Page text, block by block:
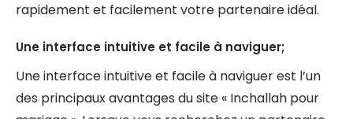
rapidement et facilement votre partenaire idéal.
Une interface intuitive et facile à naviguer;
Une interface intuitive et facile à naviguer est l’un
des principaux avantages du site « Inchallah pour